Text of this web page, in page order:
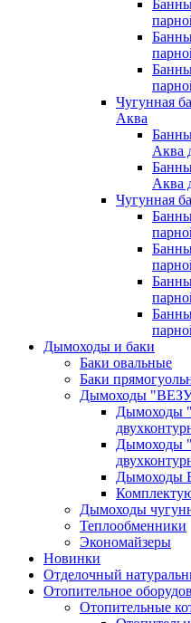
Чугунная
Аква
Аква
Аква
Чугунная
Дымоходы и баки
Баки овальные
Баки
Дымоходы
Дымоходы
Дымоходы
Дымоходы
Теплообменники
Экономайзеры
Новинки
Отделочный
Отопительное
Отопительные